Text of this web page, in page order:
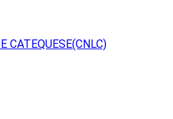
CATEQUESE(CNLC)